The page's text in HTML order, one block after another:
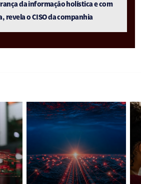
da informação holística e com
revela o CISO da companhia